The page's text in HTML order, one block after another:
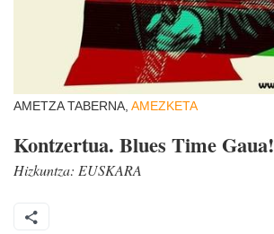
AMETZA TABERNA, AMEZKETA
Kontzertua. Blues Time Gaua!
Hizkuntza: EUSKARA